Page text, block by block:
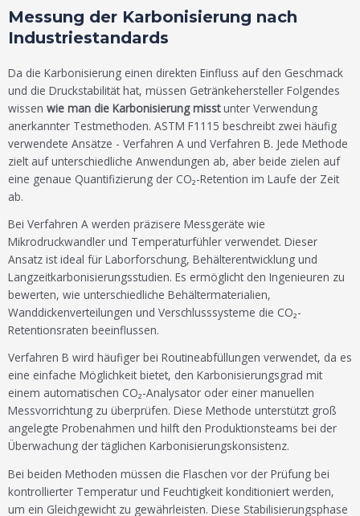
Messung der Karbonisierung nach
Industriestandards
Da die Karbonisierung einen direkten Einfluss auf den Geschmack
und die Druckstabilität hat, müssen Getränkehersteller Folgendes
wissen wie man die Karbonisierung misstunter Verwendung
anerkannter Testmethoden. ASTM F1115 beschreibt zwei häufig
verwendete Ansätze - Verfahren A und Verfahren B. Jede Methode
zielt auf unterschiedliche Anwendungen ab, aber beide zielen auf
eine genaue Quantifizierung der CO₂-Retention im Laufe der Zeit
ab.
Bei Verfahren A werden präzisere Messgeräte wie
Mikrodruckwandler und Temperaturfühler verwendet. Dieser
Ansatz ist ideal für Laborforschung, Behälterentwicklung und
Langzeitkarbonisierungsstudien. Es ermöglicht den Ingenieuren zu
bewerten, wie unterschiedliche Behältermaterialien,
Wanddickenverteilungen und Verschlusssysteme die CO₂-
Retentionsraten beeinflussen.
Verfahren B wird häufiger bei Routineabfüllungen verwendet, da es
eine einfache Möglichkeit bietet, den Karbonisierungsgrad mit
einem automatischen CO₂-Analysator oder einer manuellen
Messvorrichtung zu überprüfen. Diese Methode unterstützt groß
angelegte Probenahmen und hilft den Produktionsteams bei der
Überwachung der täglichen Karbonisierungskonsistenz.
Bei beiden Methoden müssen die Flaschen vor der Prüfung bei
kontrollierter Temperatur und Feuchtigkeit konditioniert werden,
um ein Gleichgewicht zu gewährleisten. Diese Stabilisierungsphase